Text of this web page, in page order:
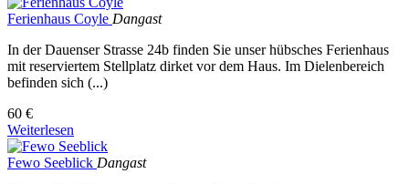
Ferienhaus Coyle Dangast
In der Dauenser Strasse 24b finden Sie unser hübsches Ferienhaus
mit reserviertem Stellplatz dirket vor dem Haus. Im Dielenbereich
befinden sich (...)
60 €
Weiterlesen
Fewo Seeblick Dangast